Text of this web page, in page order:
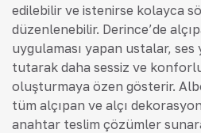
edilebilir ve istenirse kolayca
düzenlenebilir. Derince’de
uygulaması yapan ustalar, ses
tutarak daha sessiz ve
oluşturmaya özen gösterir.
tüm alçıpan ve alçı
anahtar teslim çözümler